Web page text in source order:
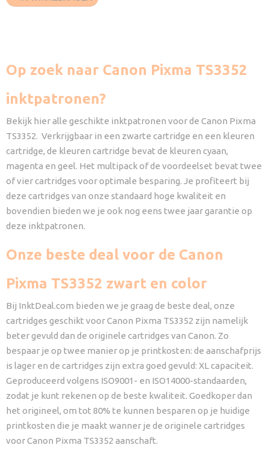
Op zoek naar Canon Pixma TS3352
inktpatronen?
Bekijk hier alle geschikte inktpatronen voor de Canon Pixma
TS3352. Verkrijgbaar in een zwarte cartridge en een kleuren
cartridge, de kleuren cartridge bevat de kleuren cyaan,
magenta en geel. Het multipack of de voordeelset bevat twee
of vier cartridges voor optimale besparing. Je profiteert bij
deze cartridges van onze standaard hoge kwaliteit en
bovendien bieden we je ook nog eens twee jaar garantie op
deze inktpatronen.
Onze beste deal voor de Canon
Pixma TS3352 zwart en color
Bij InktDeal.com bieden we je graag de beste deal, onze
cartridges geschikt voor Canon Pixma TS3352 zijn namelijk
beter gevuld dan de originele cartridges van Canon. Zo
bespaar je op twee manier op je printkosten: de aanschafprijs
is lager en de cartridges zijn extra goed gevuld: XL capaciteit.
Geproduceerd volgens ISO9001- en ISO14000-standaarden,
zodat je kunt rekenen op de beste kwaliteit. Goedkoper dan
het origineel, om tot 80% te kunnen besparen op je huidige
printkosten die je maakt wanner je de originele cartridges
voor Canon Pixma TS3352 aanschaft.